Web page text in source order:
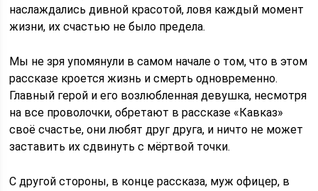
наслаждались дивной красотой, ловя каждый момент
жизни, их счастью не было предела.
Мы не зря упомянули в самом начале о том, что в этом
рассказе кроется жизнь и смерть одновременно.
Главный герой и его возлюбленная девушка, несмотря
на все проволочки, обретают в рассказе «Кавказ»
своё счастье, они любят друг друга, и ничто не может
заставить их сдвинуть с мёртвой точки.
С другой стороны, в конце рассказа, муж офицер, в